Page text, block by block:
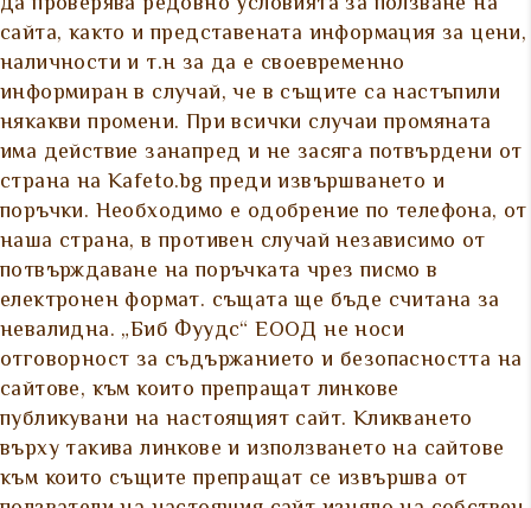
сайта, както и представената информация за цени,
наличности и т.н за да е своевременно
информиран в случай, че в същите са настъпили
някакви промени. При всички случаи промяната
има действие занапред и не засяга потвърдени от
страна на Kafeto.bg преди извършването и
поръчки. Необходимо е одобрение по телефона, от
наша страна, в противен случай независимо от
потвърждаване на поръчката чрез писмо в
електронен формат. същата ще бъде считана за
невалидна. „Биб Фуудс“ ЕООД не носи
отговорност за съдържанието и безопасността на
сайтове, към които препращат линкове
публикувани на настоящият сайт. Кликването
върху такива линкове и използването на сайтове
към които същите препращат се извършва от